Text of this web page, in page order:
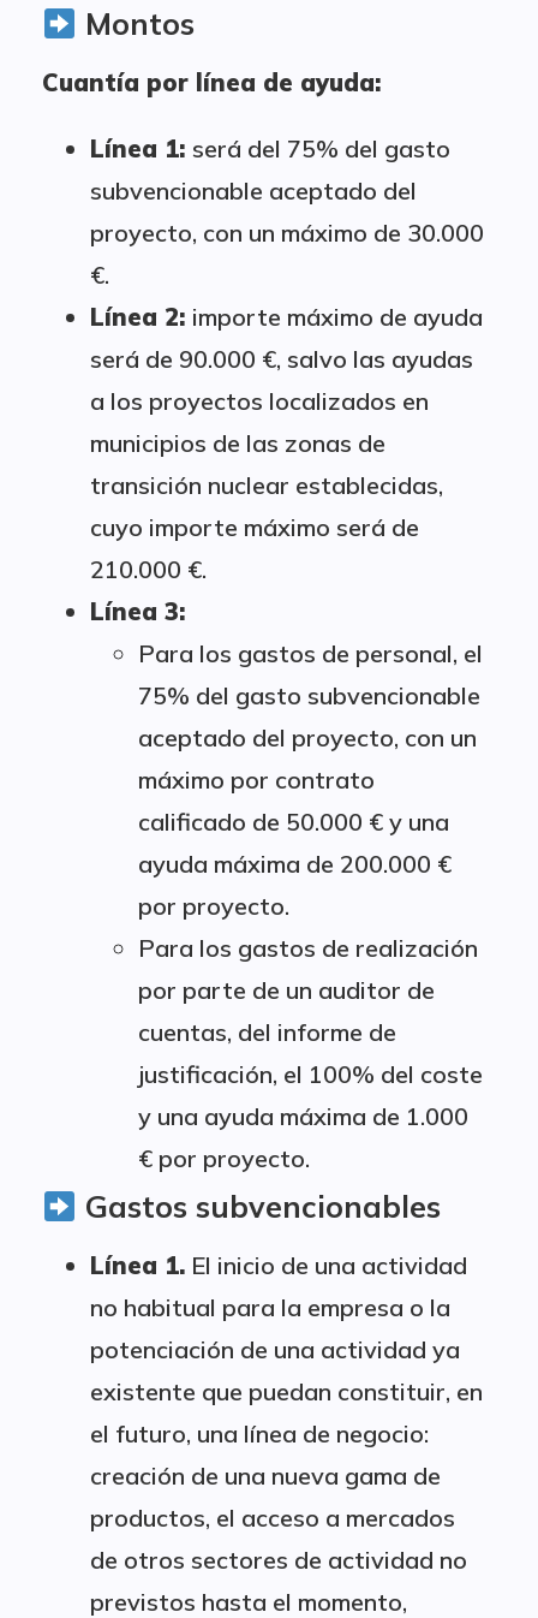
Montos
Cuantía por línea de ayuda:
Línea 1: será del 75% del gasto
subvencionable aceptado del
proyecto, con un máximo de 30.000
€.
Línea 2: importe máximo de ayuda
será de 90.000 €, salvo las ayudas
a los proyectos localizados en
municipios de las zonas de
transición nuclear establecidas,
cuyo importe máximo será de
210.000 €.
Línea 3:
Para los gastos de personal, el
75% del gasto subvencionable
aceptado del proyecto, con un
máximo por contrato
calificado de 50.000 € y una
ayuda máxima de 200.000 €
por proyecto.
Para los gastos de realización
por parte de un auditor de
cuentas, del informe de
justificación, el 100% del coste
y una ayuda máxima de 1.000
€ por proyecto.
Gastos subvencionables
Línea 1. El inicio de una actividad
no habitual para la empresa o la
potenciación de una actividad ya
existente que puedan constituir, en
el futuro, una línea de negocio:
creación de una nueva gama de
productos, el acceso a mercados
de otros sectores de actividad no
previstos hasta el momento,